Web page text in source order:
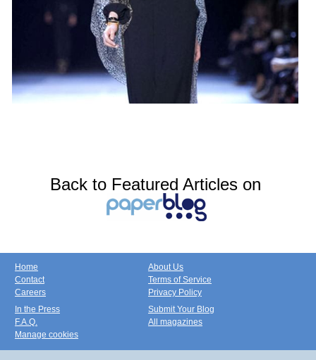
Back to Featured Articles on
Home
Contact
Careers
About Us
Terms of Service
Privacy Policy
In the Press
F.A.Q.
Manage cookies
Submit Your Blog
All magazines